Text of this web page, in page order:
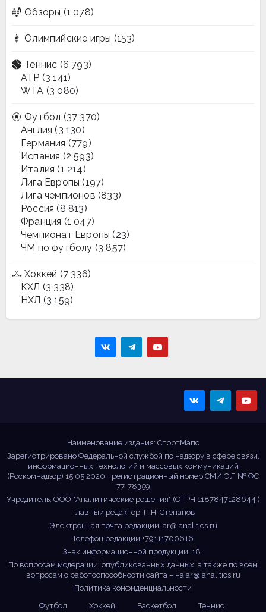
Обзоры (1 078)
Олимпийские игры (153)
Теннис (6 793)
ATP (3 141)
WTA (3 080)
Футбол (37 370)
Англия (3 130)
Германия (779)
Испания (2 593)
Италия (1 214)
Лига Европы (197)
Лига чемпионов (833)
Россия (8 813)
Франция (1 047)
Чемпионат Европы (23)
ЧМ по футболу (3 857)
Хоккей (7 336)
КХЛ (3 338)
НХЛ (3 159)
Наименование издания: СпортМапс
Зарегистрировано Федеральной службой по надзору в сфере связи,
информационных технологий и массовых коммуникаций
(Роскомнадзор) 15.05.2020г. регистрационный номер СМИ ЭЛ № ФС
77-78359
Учредитель: ООО "Аналитические решения" (ОГРН 1187847128644 )
Главный редактор: П.Н. Степанов
Электронная почта редакции: ar@ianalitics.ru
Телефон редакции:+79111700616
Знак информационной продукции: 18+
По вопросам модерации, опубликованных данных, а также по всем
вопросам о работоспособности сайта – на ar@ianalitics.ru
Политика конфиденциальности
Футбол
Хоккей Баскетбол Теннис